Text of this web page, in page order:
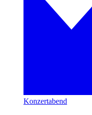
Konzertabend